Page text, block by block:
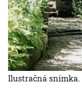
Ilustračná snímka.